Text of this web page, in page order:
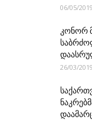
06/05/2019
კონორ
26/03/2019